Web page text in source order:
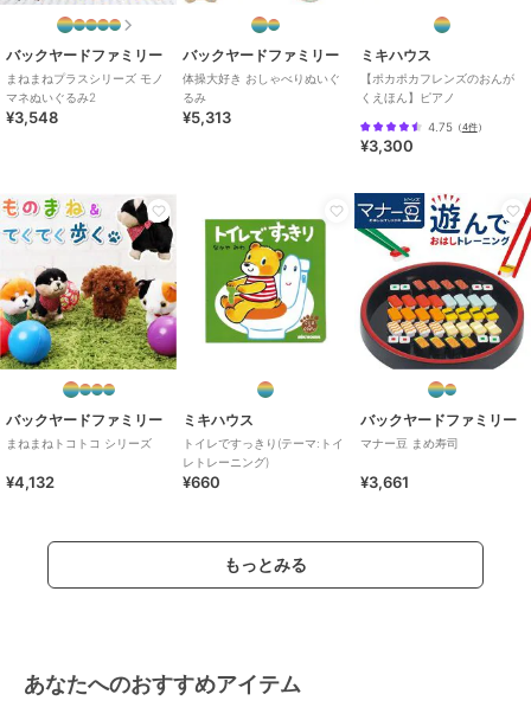
バックヤードファミリー
まねまねプラスシリーズ モノ
マネぬいぐるみ2
¥3,548
バックヤードファミリー
体操大好き おしゃべりぬいぐ
るみ
¥5,313
ミキハウス
【ポカポカフレンズのおんが
くえほん】ピアノ
4.75（4件）
¥3,300
バックヤードファミリー
まねまねトコトコ シリーズ
¥4,132
ミキハウス
トイレですっきり(テーマ:トイ
レトレーニング)
¥660
バックヤードファミリー
マナー豆 まめ寿司
¥3,661
もっとみる
あなたへのおすすめアイテム